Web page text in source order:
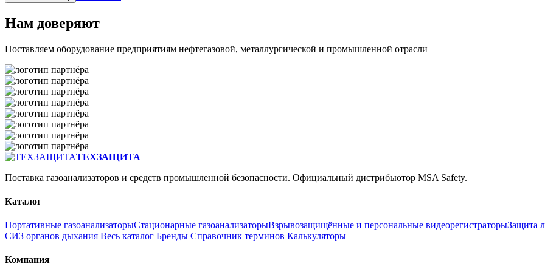
Нам доверяют
Поставляем оборудование предприятиям нефтегазовой, металлургической и промышленной отрасли
ТЕХЗАЩИТА
Поставка газоанализаторов и средств промышленной безопасности. Официальный дистрибьютор MSA Safety.
Каталог
Портативные газоанализаторыСтационарные газоанализаторыВзрывозащищённые и персональные видеорегистраторыЗащита
СИЗ органов дыхания Весь каталог Бренды Справочник терминов Калькуляторы
Компания